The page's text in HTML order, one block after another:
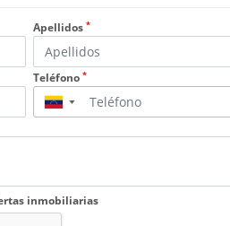
Apellidos *
Teléfono *
▼
inmobiliarias